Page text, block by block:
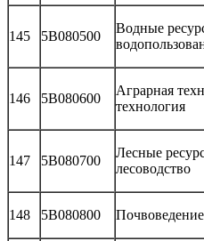
145 5В080500
Водные
146 5В080600
Аграрная
технология
147 5В080700
Лесные
лесоводство
148 5В080800